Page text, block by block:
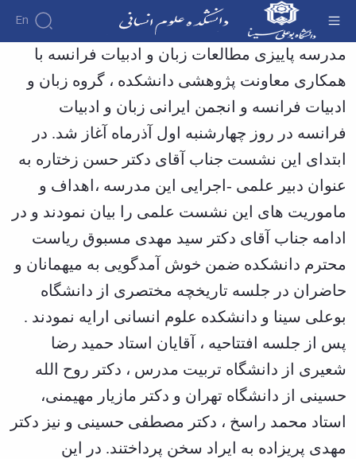
En
دانشکده
درباره
دانشکده
تاریخچه
ریاست
دانشکده
رؤسای
پیشین
آلبوم
عکس
اطلاعات
تماس
سازمان
دانشکده
معاونت
آموزشی
معاونت
پژوهشی
معاونت
تحصیلات
تکمیلی
آموزش
آموزش
تقویم
آموزشی
دروس
ارائه
شده
برنامه
امتحانات
نیمسال
برنامه
درسی
نیمسال
دوره
کارشناسی
فرم
و
آئین
نامه
ها
تحصیلات
پژوهش
پژوهش
اولویت
های
فرم
های
پژوهشی
کارگاه
ها
آزمایشگاه
ها
نشریات
فصل
علمی
پژوهشنامه
نهج‌البلاغه
فصل
افراد
اساتید
اساتید
اساتید
بازنشسته
گروه
های
گروه
های
آموزشی
حقوق
الهیات
علوم
تربیتی
ایران
شناسی
معارف
اسلامی
زبان
انگلیسی
زبان
عرب
برگزاری مدرسه پاییزی مطالعات زبان و ادبیات
فرانسه - دانشکده علوم انسانی
مدرسه پاییزی مطالعات زبان و ادبیات فرانسه با
همکاری معاونت پژوهشی دانشکده ، گروه زبان و
ادبیات فرانسه و انجمن ایرانی زبان و ادبیات
فرانسه در روز چهارشنبه اول آذرماه آغاز شد. در
ابتدای این نشست جناب آقای دکتر حسن زختاره به
عنوان دبیر علمی -اجرایی این مدرسه ،اهداف و
ماموریت های این نشست علمی را بیان نمودند و در
ادامه جناب آقای دکتر سید مهدی مسبوق ریاست
محترم دانشکده ضمن خوش آمدگویی به میهمانان و
حاضران در جلسه تاریخچه مختصری از دانشگاه
بوعلی سینا و دانشکده علوم انسانی ارایه نمودند .
پس از جلسه افتتاحیه ، آقایان استاد حمید رضا
شعیری از دانشگاه تربیت مدرس ، دکتر روح الله
حسینی از دانشگاه تهران و دکتر مازیار مهیمنی،
استاد محمد راسخ ، دکتر مصطفی حسینی و نیز دکتر
مهدی پریزاده به ایراد سخن پرداختند. در این